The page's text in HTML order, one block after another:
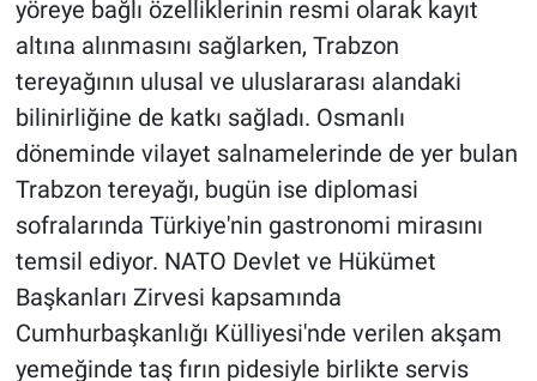
yöreye bağlı özelliklerinin resmi olarak kayıt
altına alınmasını sağlarken, Trabzon
tereyağının ulusal ve uluslararası alandaki
bilinirliğine de katkı sağladı. Osmanlı
döneminde vilayet salnamelerinde de yer bulan
Trabzon tereyağı, bugün ise diplomasi
sofralarında Türkiye'nin gastronomi mirasını
temsil ediyor. NATO Devlet ve Hükümet
Başkanları Zirvesi kapsamında
Cumhurbaşkanlığı Külliyesi'nde verilen akşam
yemeğinde taş fırın pidesiyle birlikte servis